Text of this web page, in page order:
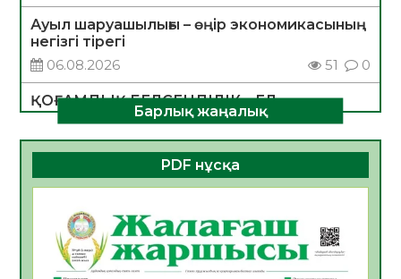
Ауыл шаруашылығы – өңір экономикасының
негізгі тірегі
06.08.2026
51 0
ҚОҒАМДЫҚ БЕЛСЕНДІЛІК – ЕЛ
ДАМУЫНЫҢ НЕГІЗІ
06.08.2026
49 0
ҚҰРЫЛТАЙ САЙЛАУЫ – БОЛАШАҚҚА
БАСТАР ЖАУАПТЫ ТАҢДАУ
06.08.2026
Инфекциялық ауруларға қарсы иммундау
жұмыстарының тиімділігі
Барлық жаңалық
PDF нұсқа